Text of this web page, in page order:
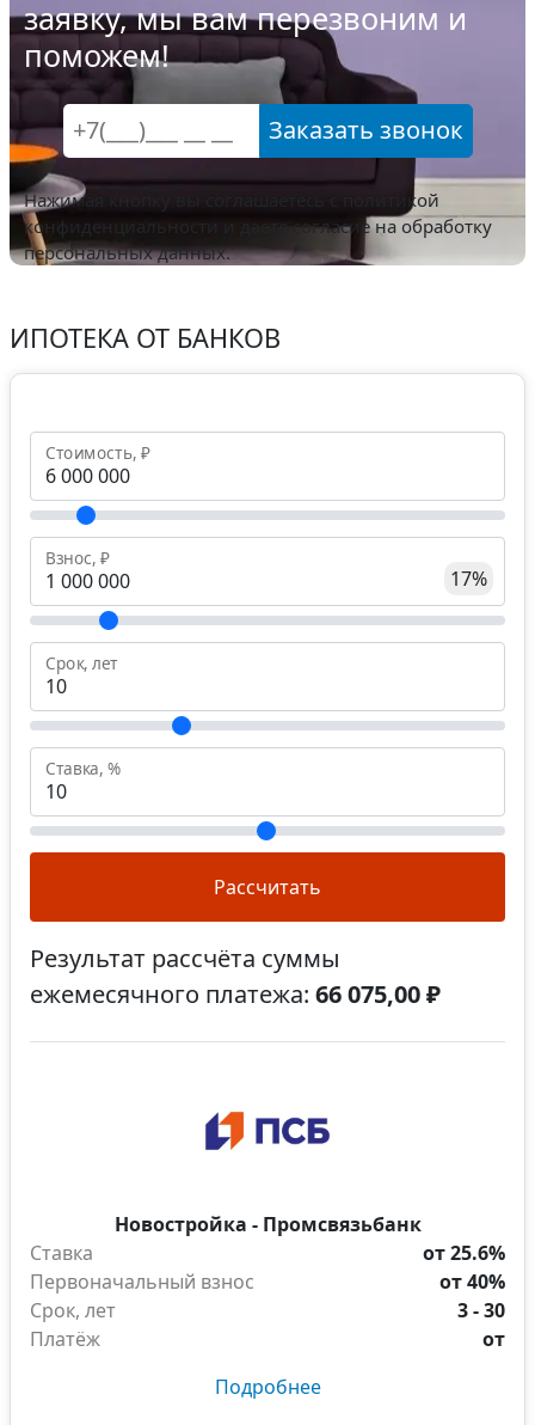
заявку, мы вам перезвоним и
поможем!
Заказать звонок
Нажимая кнопку вы соглашаетесь с
политикой
конфиденциальности и даете согласие на обработку
персональных данных.
ИПОТЕКА ОТ БАНКОВ
Стоимость, ₽
Взнос, ₽
17%
Срок, лет
Ставка, %
Рассчитать
Результат рассчёта суммы
ежемесячного платежа: 66 075,00 ₽
Новостройка - Промсвязьбанк
Ставка
от 25.6%
Первоначальный взнос
от 40%
Срок, лет
3 - 30
Платёж
от
Подробнее